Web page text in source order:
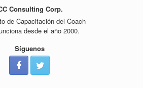
Consulting Corp.
de Capacitación del Coach
desde el año 2000.
Síguenos